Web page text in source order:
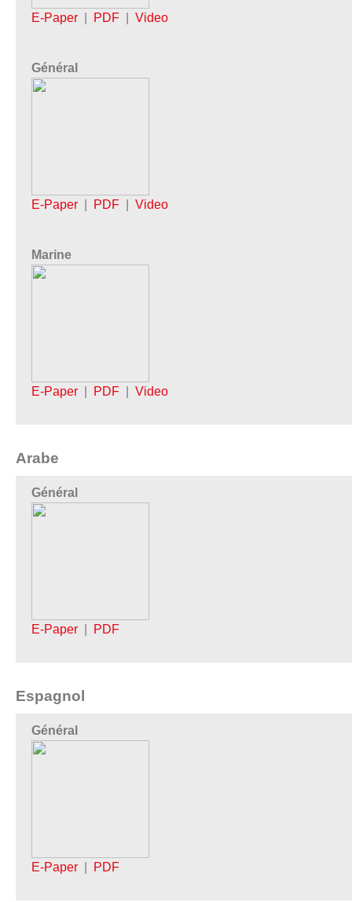
E-Paper PDF Video
Général
E-Paper PDF Video
Marine
E-Paper PDF Video
Arabe
Général
E-Paper PDF
Espagnol
Général
E-Paper PDF